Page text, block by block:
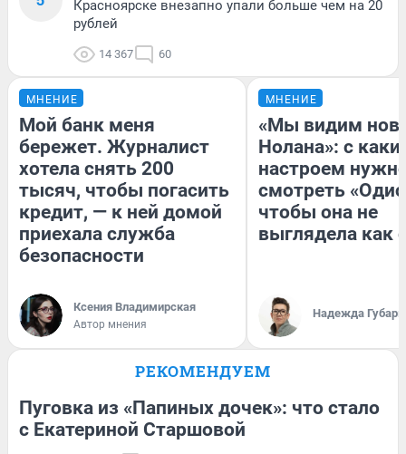
Красноярске внезапно упали больше чем на 20
рублей
14 367 60
МНЕНИЕ
Мой банк меня
бережет. Журналист
хотела снять 200
тысяч, чтобы погасить
кредит, — к ней домой
приехала служба
безопасности
Ксения Владимирская
Автор мнения
МНЕНИЕ
«Мы видим
Нолана»: с
настроем
смотреть
чтобы она не
выглядела как
Надежда Губарь
РЕКОМЕНДУЕМ
Пуговка из «Папиных дочек»: что стало
с Екатериной Старшовой